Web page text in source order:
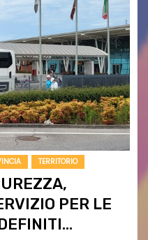
TERRITORIO
PER LE